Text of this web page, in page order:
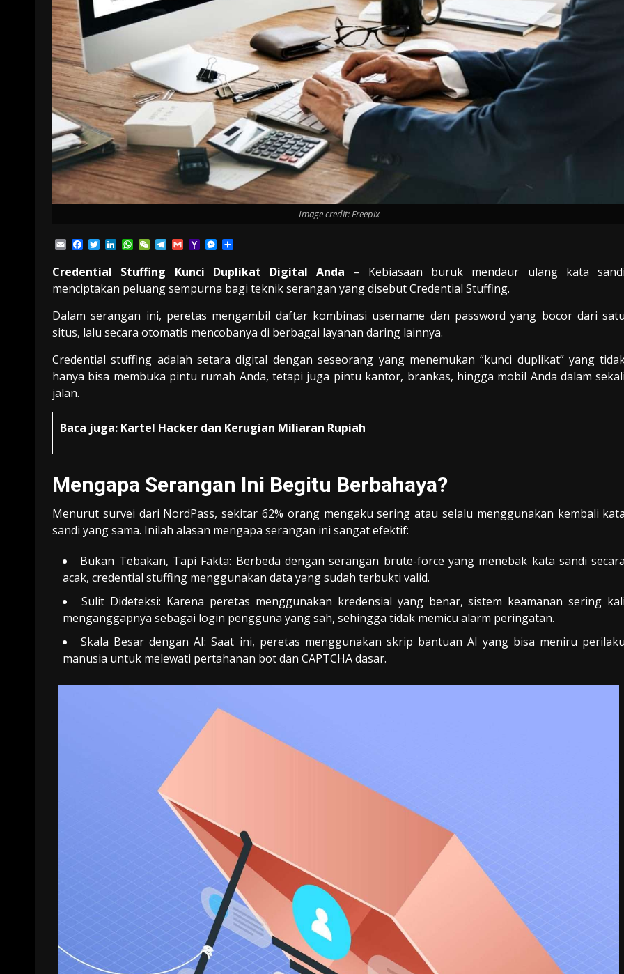
Image credit: Freepix
EmailFacebook
TwitterLinkedIn
WhatsApp
WeChatTelegram
GmailYahooMessenger
Credential Stuffing Kunci Duplikat Digital Anda – Kebiasaan buruk mendaur ulang kata
menciptakan peluang sempurna bagi teknik serangan yang disebut Credential Stuffing.
Dalam serangan ini, peretas mengambil daftar kombinasi username dan password yang bocor dari
situs, lalu secara otomatis mencobanya di berbagai layanan daring lainnya.
Credential stuffing adalah setara digital dengan seseorang yang menemukan “kunci duplikat” yang
hanya bisa membuka pintu rumah Anda, tetapi juga pintu kantor, brankas, hingga mobil Anda dalam
jalan.
Baca juga: Kartel Hacker dan Kerugian Miliaran Rupiah
Mengapa Serangan Ini Begitu Berbahaya?
Menurut survei dari NordPass, sekitar 62% orang mengaku sering atau selalu menggunakan kembali
sandi yang sama. Inilah alasan mengapa serangan ini sangat efektif:
Bukan Tebakan, Tapi Fakta: Berbeda dengan serangan brute-force yang menebak kata sandi
acak, credential stuffing menggunakan data yang sudah terbukti valid.
Sulit Dideteksi: Karena peretas menggunakan kredensial yang benar, sistem keamanan sering
menganggapnya sebagai login pengguna yang sah, sehingga tidak memicu alarm peringatan.
Skala Besar dengan AI: Saat ini, peretas menggunakan skrip bantuan AI yang bisa meniru
manusia untuk melewati pertahanan bot dan CAPTCHA dasar.